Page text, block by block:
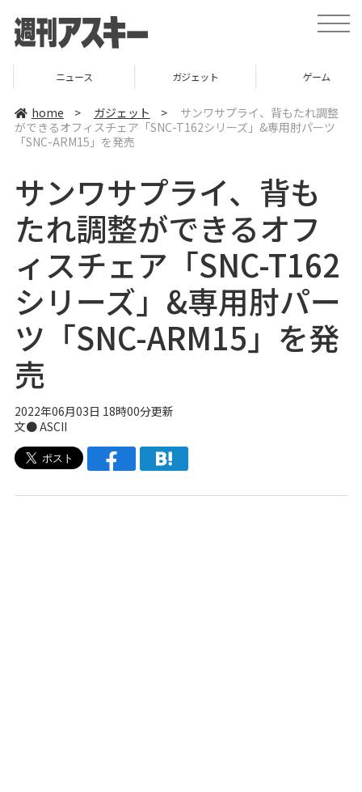
t
o
a
v
i
ニュース ガジェット ゲーム
home > ガジェット >
サンワサプライ、背もたれ調整
ができるオフィスチェア「SNC-T162シリーズ」&専用肘パーツ
「SNC-ARM15」を発売
サンワサプライ、背も
たれ調整ができるオフ
ィスチェア「SNC-T162
シリーズ」&専用肘パー
ツ「SNC-ARM15」を発
売
2022年06月03日 18時00分更新
文● ASCII